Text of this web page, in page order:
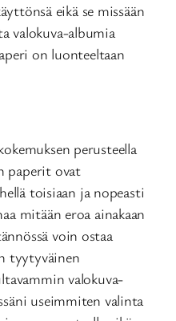
eikä se missään
valokuva-albumia
on luonteeltaan
perusteella
paperit ovat
toisiaan ja nopeasti
mitään eroa ainakaan
voin ostaa
tyytyväinen
valokuva-
useimmiten valinta